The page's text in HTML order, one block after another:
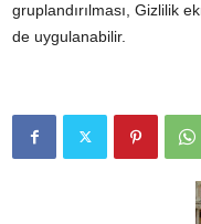
gruplandırılması, Gizlilik
de uygulanabilir.